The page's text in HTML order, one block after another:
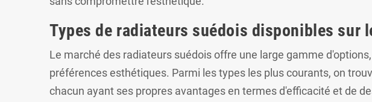
Types de radiateurs suédois disponibles sur
Le marché des radiateurs suédois offre une large gamme
préférences esthétiques. Parmi les types les plus courants, on
chacun ayant ses propres avantages en termes d'efficacité et de